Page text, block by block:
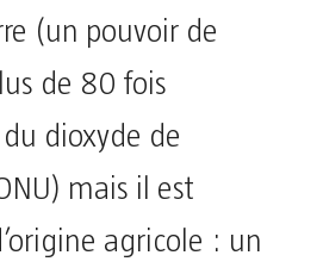
(un pouvoir de
de 80 fois
dioxyde de
mais il est
agricole : un